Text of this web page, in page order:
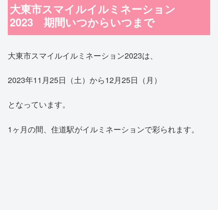
大東市スマイルイルミネーション
2023 期間いつからいつまで
大東市スマイルイルミネーション2023は、
2023年11月25日（土）から12月25日（月）
となっています。
1ヶ月の間、住道駅がイルミネーションで彩られます。